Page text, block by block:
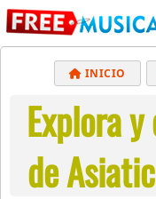
INICIO
BACHATA
REGGAETON
Explora
de